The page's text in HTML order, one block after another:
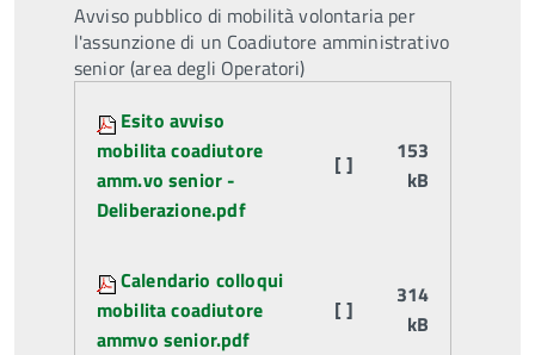
Avviso pubblico di mobilità volontaria per
l'assunzione di un Coadiutore amministrativo
senior (area degli Operatori)
Esito avviso
mobilita coadiutore
amm.vo senior -
Deliberazione.pdf
[ ]
153
kB
Calendario colloqui
mobilita coadiutore
ammvo senior.pdf
[ ]
314
kB